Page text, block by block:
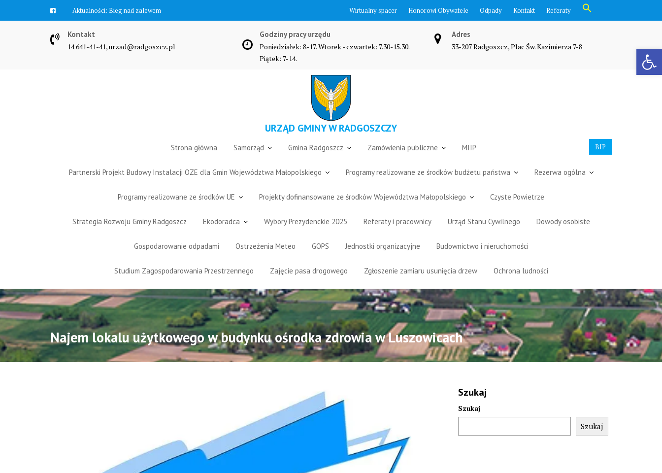
Otwórz pasek narzędzi
Aktualności: Bieg nad zalewem Wirtualny spacer Honorowi Obywatele Odpady Kontakt Referaty
Search Button
Kontakt
14 641-41-41, urzad@radgoszcz.pl
Godziny pracy urzędu
Poniedziałek: 8-17. Wtorek - czwartek: 7.30-15.30.
Piątek: 7-14.
Adres
33-207 Radgoszcz, Plac Św. Kazimierza 7-8
URZĄD GMINY W RADGOSZCZY
BIP
Strona główna Samorząd Gmina Radgoszcz Zamówienia publiczne MIIP
Partnerski Projekt Budowy Instalacji OZE dla Gmin Województwa Małopolskiego Programy realizowane ze środków budżetu państwa Rezerwa ogólna
Programy realizowane ze środków UE Projekty dofinansowane ze środków Województwa Małopolskiego Czyste Powietrze
Strategia Rozwoju Gminy Radgoszcz Ekodoradca Wybory Prezydenckie 2025 Referaty i pracownicy Urząd Stanu Cywilnego Dowody osobiste
Gospodarowanie odpadami Ostrzeżenia Meteo GOPS Jednostki organizacyjne Budownictwo i nieruchomości
Studium Zagospodarowania Przestrzennego Zajęcie pasa drogowego Zgłoszenie zamiaru usunięcia drzew Ochrona ludności
Najem lokalu użytkowego w budynku ośrodka zdrowia w Luszowicach
Szukaj
Szukaj
Szukaj